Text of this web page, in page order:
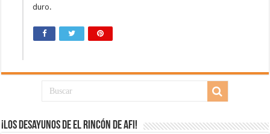
duro.
¡Los desayunos de El Rincón de Afi!